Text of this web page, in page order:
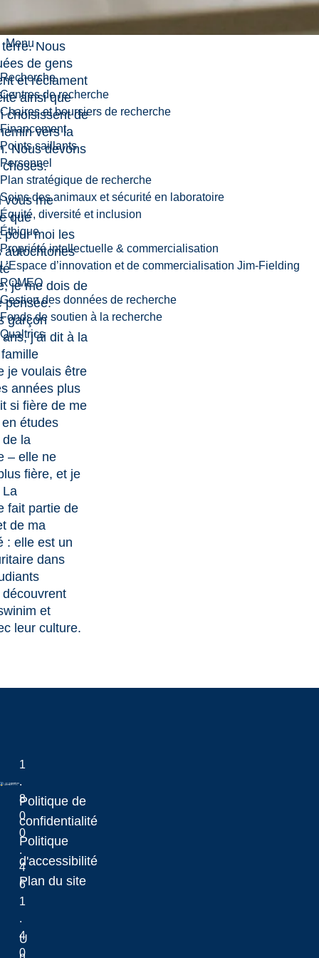
Menu
Recherche
Centres de recherche
Chaires et boursiers de recherche
Financement
Points saillants
Personnel
Plan stratégique de recherche
Soins des animaux et sécurité en laboratoire
Équité, diversité et inclusion
Éthique
Propriété intellectuelle & commercialisation
L’Espace d’innovation et de commercialisation Jim-Fielding
ROMEO
Gestion des données de recherche
Fonds de soutien à la recherche
Qualtrics
Nous
de gens
et réclament
ainsi que
choisissent de
vers la
Nous devons
choses.
vous me
que
pour moi les
autochtones
je me dois de
pensée.
garçon
j’ai dit à la
je voulais être
années plus
si fière de me
études
la
– elle ne
fière, et je
La
fait partie de
de ma
: elle est un
dans
et
leur culture.
Laurentian University
1
.
8
0
0
.
4
6
1
.
4
0
Politique de
confidentialité
Politique
d'accessibilité
Plan du site
U